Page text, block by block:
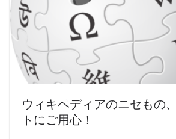
ウィキペディアのニセもの
トにご用心！